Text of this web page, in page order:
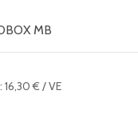
MB
: 16,30 € /VE